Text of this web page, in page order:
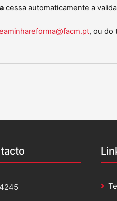
cessa automaticamente a
, ou do